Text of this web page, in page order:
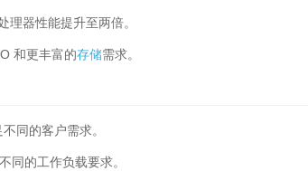
器性能提升至两倍。
和更丰富的存储需求。
同的客户需求。
同的工作负载要求。